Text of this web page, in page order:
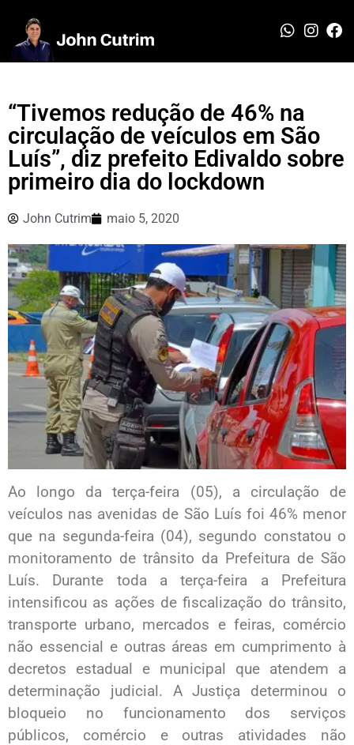
“Tivemos redução de 46% na
circulação de veículos em São
Luís”, diz prefeito Edivaldo sobre
primeiro dia do lockdown
John Cutrim maio 5, 2020
Ao longo da terça-feira (05), a circulação de
veículos nas avenidas de São Luís foi 46% menor
que na segunda-feira (04), segundo constatou o
monitoramento de trânsito da Prefeitura de São
Luís. Durante toda a terça-feira a Prefeitura
intensificou as ações de fiscalização do trânsito,
transporte urbano, mercados e feiras, comércio
não essencial e outras áreas em cumprimento à
decretos estadual e municipal que atendem a
determinação judicial. A Justiça determinou o
bloqueio no funcionamento dos serviços
públicos, comércio e outras atividades não